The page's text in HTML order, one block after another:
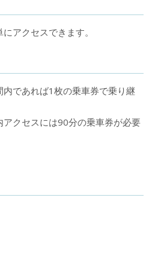
アクセスできます。
内であれば1枚の乗車券で乗り継
クセスには90分の乗車券が必要